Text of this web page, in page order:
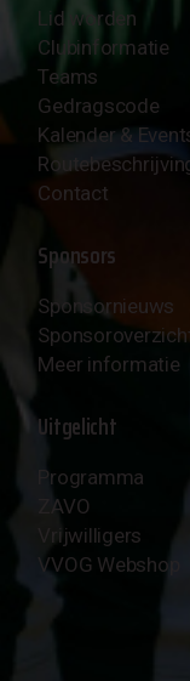
Lid worden
Clubinformatie
Teams
Gedragscode
Kalender &
Contact
Sponsors
Sponsornieuws
Meer informatie
Uitgelicht
Programma
ZAVO
Vrijwilligers
VVOG Webshop